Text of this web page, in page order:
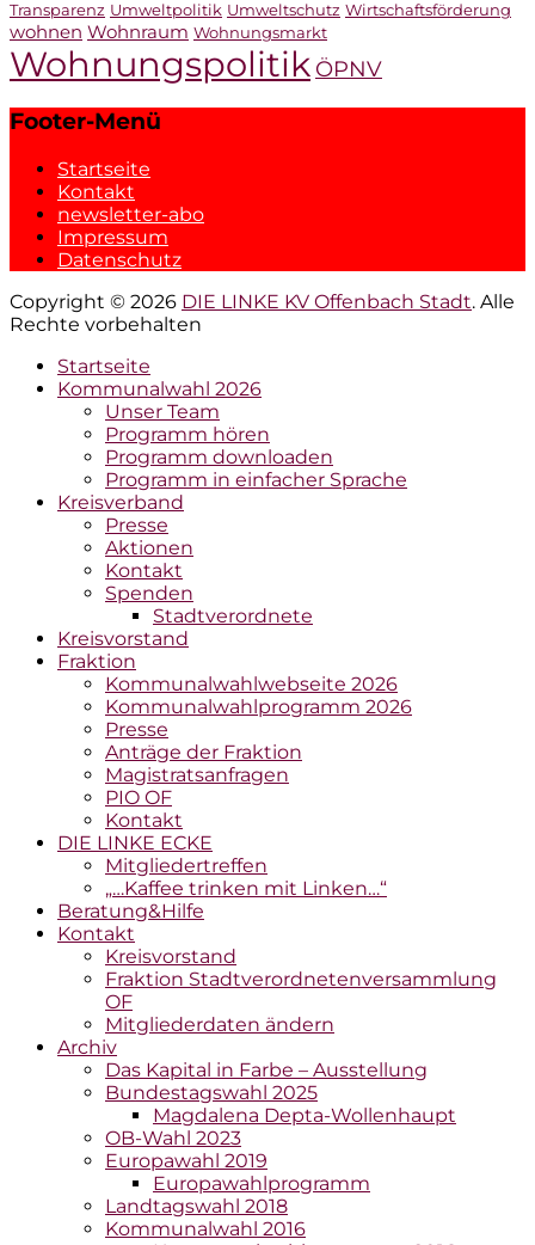
Transparenz Umweltpolitik Umweltschutz Wirtschaftsförderung
wohnen Wohnraum Wohnungsmarkt
Wohnungspolitik ÖPNV
Footer-Menü
Startseite
Kontakt
newsletter-abo
Impressum
Datenschutz
Copyright © 2026 DIE LINKE KV Offenbach Stadt. Alle
Rechte vorbehalten
Startseite
Kommunalwahl 2026
Unser Team
Programm hören
Programm downloaden
Programm in einfacher Sprache
Kreisverband
Presse
Aktionen
Kontakt
Spenden
Stadtverordnete
Kreisvorstand
Fraktion
Kommunalwahlwebseite 2026
Kommunalwahlprogramm 2026
Presse
Anträge der Fraktion
Magistratsanfragen
PIO OF
Kontakt
DIE LINKE ECKE
Mitgliedertreffen
„…Kaffee trinken mit Linken…“
Beratung&Hilfe
Kontakt
Kreisvorstand
Fraktion Stadtverordnetenversammlung
OF
Mitgliederdaten ändern
Archiv
Das Kapital in Farbe – Ausstellung
Bundestagswahl 2025
Magdalena Depta-Wollenhaupt
OB-Wahl 2023
Europawahl 2019
Europawahlprogramm
Landtagswahl 2018
Kommunalwahl 2016